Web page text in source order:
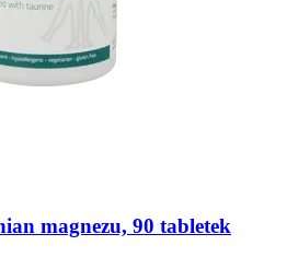
magnezu, 90 tabletek